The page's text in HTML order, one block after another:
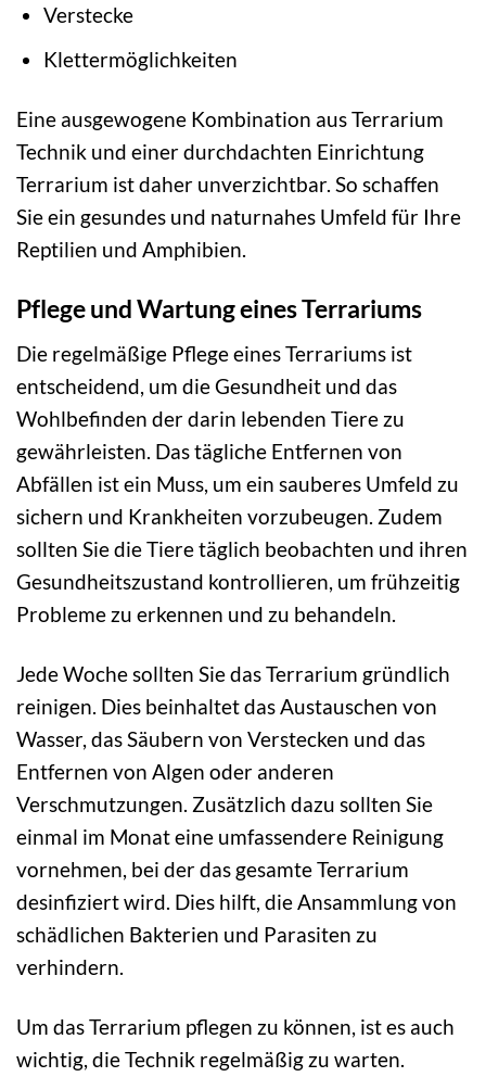
Verstecke
Klettermöglichkeiten
Eine ausgewogene Kombination aus Terrarium
Technik und einer durchdachten Einrichtung
Terrarium ist daher unverzichtbar. So schaffen
Sie ein gesundes und naturnahes Umfeld für Ihre
Reptilien und Amphibien.
Pflege und Wartung eines Terrariums
Die regelmäßige Pflege eines Terrariums ist
entscheidend, um die Gesundheit und das
Wohlbefinden der darin lebenden Tiere zu
gewährleisten. Das tägliche Entfernen von
Abfällen ist ein Muss, um ein sauberes Umfeld zu
sichern und Krankheiten vorzubeugen. Zudem
sollten Sie die Tiere täglich beobachten und ihren
Gesundheitszustand kontrollieren, um frühzeitig
Probleme zu erkennen und zu behandeln.
Jede Woche sollten Sie das Terrarium gründlich
reinigen. Dies beinhaltet das Austauschen von
Wasser, das Säubern von Verstecken und das
Entfernen von Algen oder anderen
Verschmutzungen. Zusätzlich dazu sollten Sie
einmal im Monat eine umfassendere Reinigung
vornehmen, bei der das gesamte Terrarium
desinfiziert wird. Dies hilft, die Ansammlung von
schädlichen Bakterien und Parasiten zu
verhindern.
Um das Terrarium pflegen zu können, ist es auch
wichtig, die Technik regelmäßig zu warten.